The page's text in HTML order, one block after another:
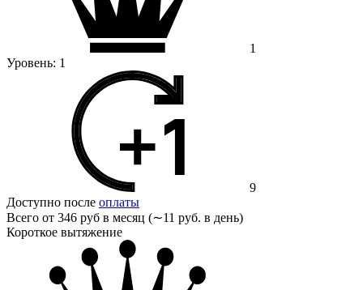
1
Уровень: 1
9
Доступно после оплаты
Всего от 346 руб в месяц (∼11 руб. в день)
Короткое вытяжение